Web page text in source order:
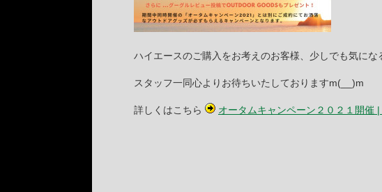
ハイエースのご購入をお考えのお客様、少しでも気に
スタッフ一同心よりお待ちいたしておりますm(__)m
詳しくはこちら オータムキャンペーン２０２１開催